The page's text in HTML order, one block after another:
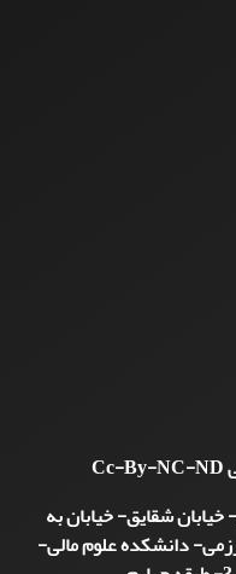
Cc-By-NC-ND
شقایق- خیابان به
دانشکده علوم مالی-